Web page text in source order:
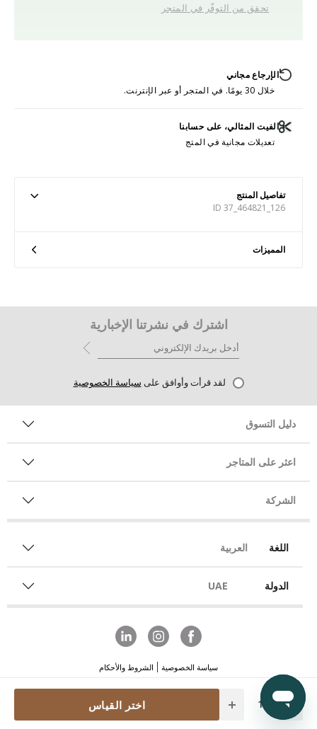
Quantity
اختر القياس
تحقق من التوفّر في المتجر
الإرجاع مجاني
خلال 30 يومًا. في المتجر أو عبر الإنترنت.
الفيت المثالي، على حسابنا
تعديلات مجانية في المتج
تفاصيل المنتج
ID 37_464821_126
المميزات
اشترك في نشرتنا الإخبارية
لقد قرأت وأوافق على سياسة الخصوصية
دليل التسوق
اعثر على المتاجر
الشركة
اللغة العربية
الدولة UAE
سياسة الخصوصية الشروط والأحكام